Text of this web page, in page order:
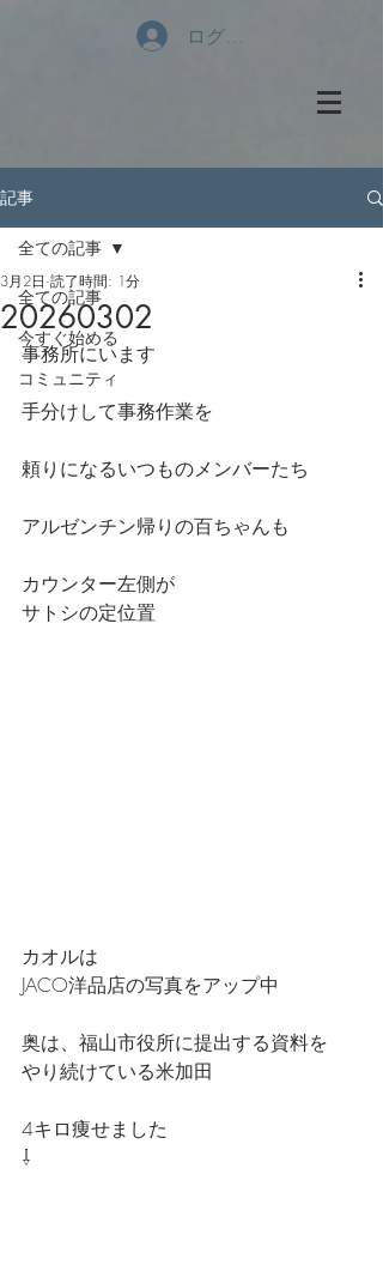
ログイン
記事
全ての記事
今すぐ始める
コミュニティ
全ての記事
20260302
3月2日 読了時間: 1分
事務所にいます
手分けして事務作業を
頼りになるいつものメンバーたち
アルゼンチン帰りの百ちゃんも
カウンター左側が
サトシの定位置
カオルは
JACO洋品店の写真をアップ中
奥は、福山市役所に提出する資料を
やり続けている米加田
4キロ痩せました
⇩